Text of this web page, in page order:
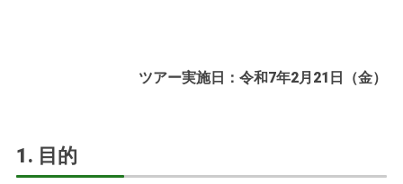
ツアー実施日：令和7年2月21日（金）
1. 目的